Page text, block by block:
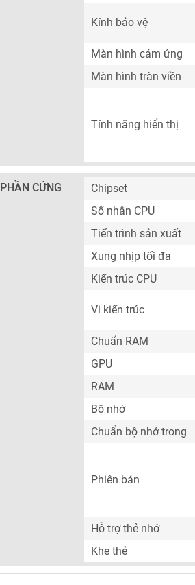
Kính bảo vệ
Màn hình cảm ứng
Màn hình tràn viền
Tính năng hiển thị
PHẦN CỨNG Chipset
Số nhân CPU
Tiến trình sản xuất
Xung nhịp tối đa
Kiến trúc CPU
Vi kiến trúc
Chuẩn RAM
GPU
RAM
Bộ nhớ
Chuẩn bộ nhớ trong
Phiên bản
Hỗ trợ thẻ nhớ
Khe thẻ